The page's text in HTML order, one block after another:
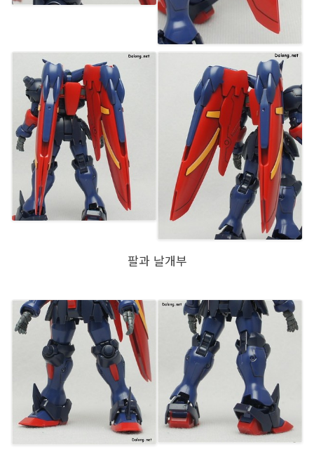
팔과 날개부